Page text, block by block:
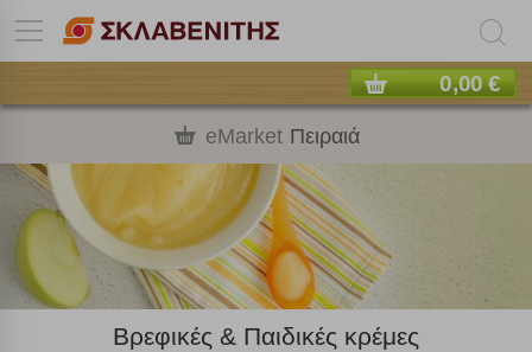
0,00 €
eMarket Πειραιά
Βρεφικές & Παιδικές κρέμες